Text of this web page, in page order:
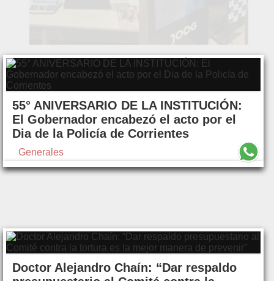
55° ANIVERSARIO DE LA INSTITUCIÓN:
El Gobernador encabezó el acto por el
Dia de la Policía de Corrientes
Generales
Doctor Alejandro Chaín: “Dar respaldo